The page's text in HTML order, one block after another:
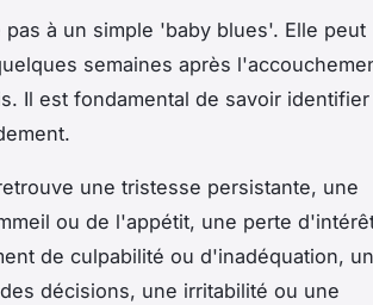
à un simple 'baby blues'. Elle peut
semaines après
Il est fondamental de savoir identifier
une tristesse persistante, une
ou de l'appétit, une perte
de culpabilité ou d'inadéquation,
décisions, une irritabilité ou une